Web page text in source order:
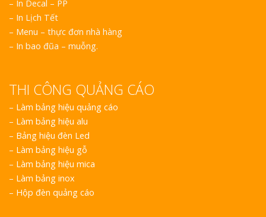
– In Decal – PP
– In Lịch Tết
– Menu – thực đơn nhà hàng
– In bao đũa – muỗng.
THI CÔNG QUẢNG CÁO
– Làm bảng hiệu quảng cáo
– Làm bảng hiệu alu
– Bảng hiệu đèn Led
– Làm bảng hiệu gỗ
– Làm bảng hiệu mica
– Làm bảng inox
– Hộp đèn quảng cáo